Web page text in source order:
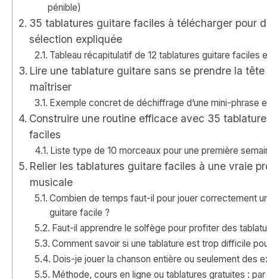
pénible)
35 tablatures guitare faciles à télécharger pour
sélection expliquée
Tableau récapitulatif de 12 tablatures guitare faciles
Lire une tablature guitare sans se prendre la
maîtriser
Exemple concret de déchiffrage d’une mini-phrase
Construire une routine efficace avec 35
faciles
Liste type de 10 morceaux pour une première
Relier les tablatures guitare faciles à une vraie
musicale
Combien de temps faut-il pour jouer correctement
guitare facile ?
Faut-il apprendre le solfège pour profiter des
Comment savoir si une tablature est trop difficile
Dois-je jouer la chanson entière ou seulement des
Méthode, cours en ligne ou tablatures gratuites :